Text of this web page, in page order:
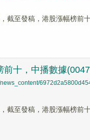
截至發稿，港股漲幅榜
前十，中播數據
截至發稿，港股漲幅榜